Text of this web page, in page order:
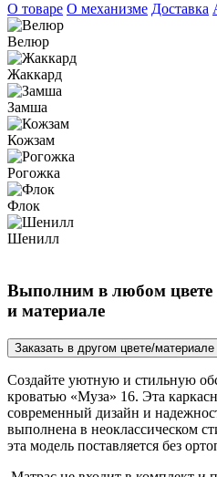
О товаре О механизме Доставка
Велюр
Жаккард
Замша
Кожзам
Рогожка
Флок
Шенилл
Выполним в любом цвете
и материале
Заказать в другом цвете/материале
Создайте уютную и стильную
кроватью «Муза» 16. Эта
современный дизайн и
выполнена в неоклассическом
эта модель поставляется без